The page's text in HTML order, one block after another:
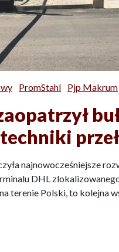
PromStahl Pjp Makrum
najnowocześniejsze
DHL
terenie Polski, to kolejna